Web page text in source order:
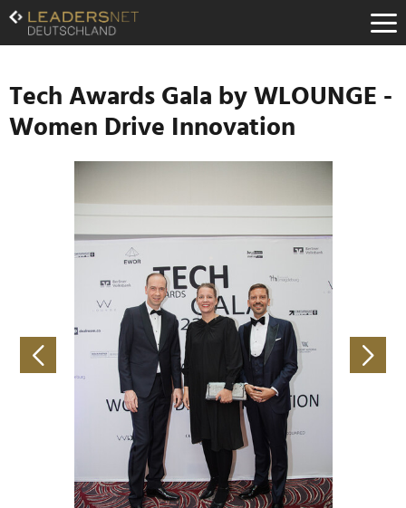
Zum
Inhalt
Zur
Navigation
Zur
Hauptnavigation
Tech Awards Gala by WLOUNGE -
Women Drive Innovation